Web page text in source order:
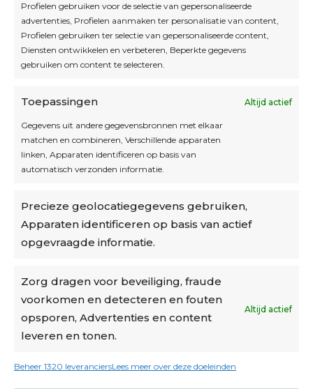
Profielen gebruiken voor de selectie van gepersonaliseerde
advertenties, Profielen aanmaken ter personalisatie van content,
Profielen gebruiken ter selectie van gepersonaliseerde content,
Diensten ontwikkelen en verbeteren, Beperkte gegevens
gebruiken om content te selecteren.
Toepassingen Altijd actief
Gegevens uit andere gegevensbronnen met elkaar
matchen en combineren, Verschillende apparaten
linken, Apparaten identificeren op basis van
automatisch verzonden informatie.
Precieze geolocatiegegevens gebruiken,
Apparaten identificeren op basis van actief
opgevraagde informatie.
Zorg dragen voor beveiliging, fraude
voorkomen en detecteren en fouten
opsporen, Advertenties en content
leveren en tonen.
Altijd actief
Beheer 1320 leveranciersLees meer over deze doeleinden
Interesse in leuke kadotips of toffe acties?
Laat dan hier je mailadres achter.
Algemene voorwaarden
Cookiebeleid
Accountinstellingen
Verzending
€6,50-€7,50 via Bpost